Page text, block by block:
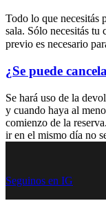
Todo lo que necesitás
sala. Sólo necesitás
previo es necesario
¿Se puede
Se hará uso de la
y cuando haya al
comienzo de la
ir en el mismo día no
Seguinos en IG